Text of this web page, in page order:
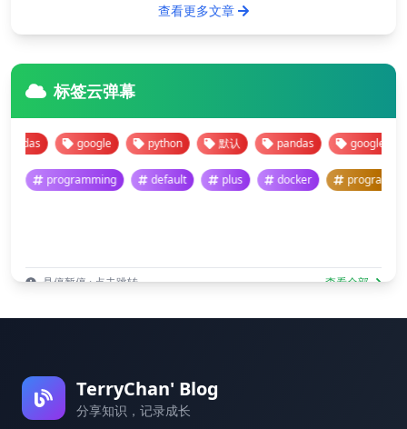
查看更多文章
标签云弹幕
google python 默认 pandas google
programming default plus docker
悬停暂停 · 点击跳转 查看全部
TerryChan' Blog
分享知识，记录成长